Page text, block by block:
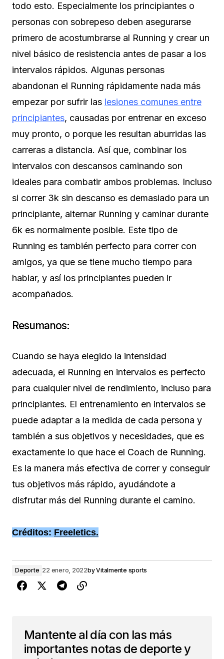
todo esto. Especialmente los principiantes o
personas con sobrepeso deben asegurarse
primero de acostumbrarse al Running y crear un
nivel básico de resistencia antes de pasar a los
intervalos rápidos. Algunas personas
abandonan el Running rápidamente nada más
empezar por sufrir las lesiones comunes entre
principiantes, causadas por entrenar en exceso
muy pronto, o porque les resultan aburridas las
carreras a distancia. Así que, combinar los
intervalos con descansos caminando son
ideales para combatir ambos problemas. Incluso
si correr 3k sin descanso es demasiado para un
principiante, alternar Running y caminar durante
6k es normalmente posible. Este tipo de
Running es también perfecto para correr con
amigos, ya que se tiene mucho tiempo para
hablar, y así los principiantes pueden ir
acompañados.
Resumanos:
Cuando se haya elegido la intensidad
adecuada, el Running en intervalos es perfecto
para cualquier nivel de rendimiento, incluso para
principiantes. El entrenamiento en intervalos se
puede adaptar a la medida de cada persona y
también a sus objetivos y necesidades, que es
exactamente lo que hace el Coach de Running.
Es la manera más efectiva de correr y conseguir
tus objetivos más rápido, ayudándote a
disfrutar más del Running durante el camino.
Créditos: Freeletics.
Deporte 22 enero, 2022byVitalmente sports
Mantente al día con las más
importantes notas de deporte y